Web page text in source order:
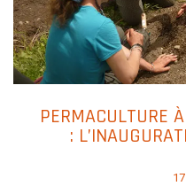
PERMACULTURE
: